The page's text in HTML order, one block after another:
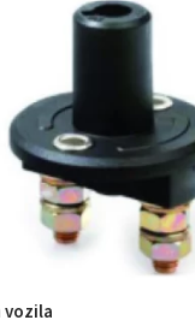
vozila